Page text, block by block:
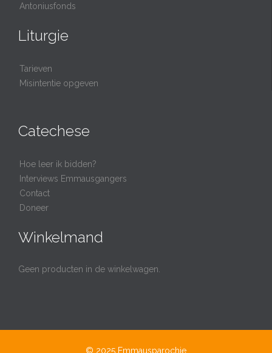
Antoniusfonds
Liturgie
Tarieven
Misintentie opgeven
Catechese
Hoe leer ik bidden?
Interviews Emmausgangers
Contact
Doneer
Winkelmand
Geen producten in de winkelwagen.
© 2025 Emmausparochie